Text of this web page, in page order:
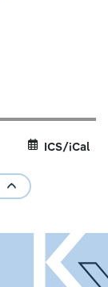
ICS/iCal